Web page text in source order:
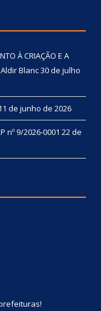
À CRIAÇÃO E A
Aldir Blanc30 de julho
de junho de 2026
nº 9/2026-0001 22 de
!